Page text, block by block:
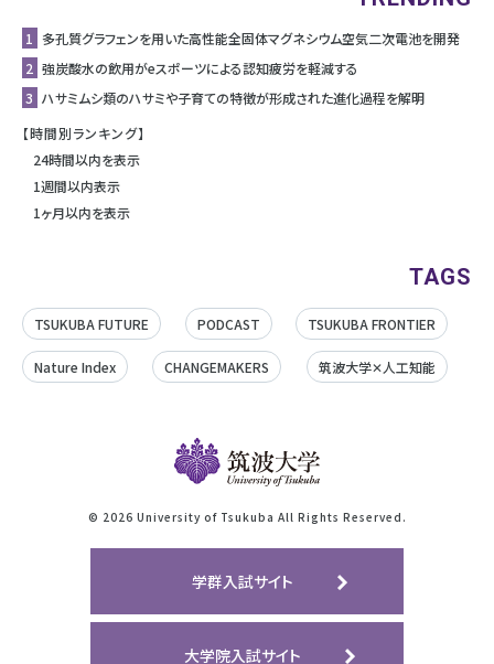
1 多孔質グラフェンを用いた高性能全固体マグネシウム空気二次電池を開発
2 強炭酸水の飲用がeスポーツによる認知疲労を軽減する
3 ハサミムシ類のハサミや子育ての特徴が形成された進化過程を解明
【時間別ランキング】
24時間以内を表示
1週間以内表示
1ヶ月以内を表示
TAGS
TSUKUBA FUTURE PODCAST TSUKUBA FRONTIER
Nature Index CHANGEMAKERS 筑波大学✕人工知能
© 2026 University of Tsukuba All Rights Reserved.
学群入試サイト
大学院入試サイト